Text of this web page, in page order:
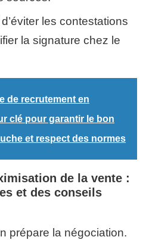
les contestations
la signature chez le
de recrutement en
clé pour garantir le bon
et respect des normes
de la vente :
et des conseils
prépare la négociation.